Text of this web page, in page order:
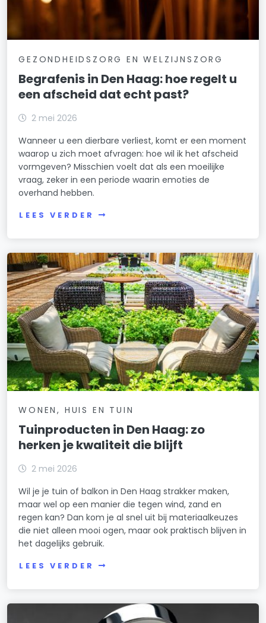
GEZONDHEIDSZORG EN WELZIJNSZORG
Begrafenis in Den Haag: hoe regelt u
een afscheid dat echt past?
2 mei 2026
Wanneer u een dierbare verliest, komt er een moment
waarop u zich moet afvragen: hoe wil ik het afscheid
vormgeven? Misschien voelt dat als een moeilijke
vraag, zeker in een periode waarin emoties de
overhand hebben.
LEES VERDER
WONEN, HUIS EN TUIN
Tuinproducten in Den Haag: zo
herken je kwaliteit die blijft
2 mei 2026
Wil je je tuin of balkon in Den Haag strakker maken,
maar wel op een manier die tegen wind, zand en
regen kan? Dan kom je al snel uit bij materiaalkeuzes
die niet alleen mooi ogen, maar ook praktisch blijven in
het dagelijks gebruik.
LEES VERDER